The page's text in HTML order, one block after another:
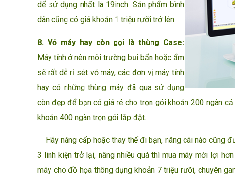
dể sử dụng nhất là 19inch. Sản phẩm bình
dân cũng có giá khoản 1 triệu rưỡi trở lên.
8. Vỏ máy hay còn gọi là thùng Case:
Máy tính ở nên môi trường bụi bẩn hoặc ẩm
sẽ rất dễ rỉ sét vỏ máy, các đơn vị máy tính
hay có những thùng máy đã qua sử dụng
còn đẹp để bạn có giá rẻ cho trọn gói khoản 200 ngàn
khoản 400 ngàn trọn gói lắp đặt.
Hãy nâng cấp hoặc thay thế đi bạn, nâng cái nào cũng
3 linh kiện trở lại, nâng nhiều quá thì mua máy mới lợi
máy cho đồ họa thông dụng khoản 7 triệu rưỡi, chuyên